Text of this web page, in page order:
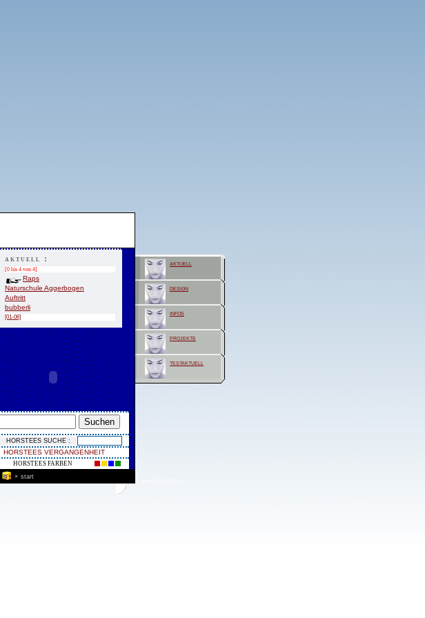
aktuell :
[0 bis 4 von 4]
Raps
Naturschule Aggerbogen
Auftritt
bubberli
[01-06]
HORSTEES VERGANGENHEIT
HORSTEES FARBEN
aktuell
design
infos
projekte
testaktuell
× start